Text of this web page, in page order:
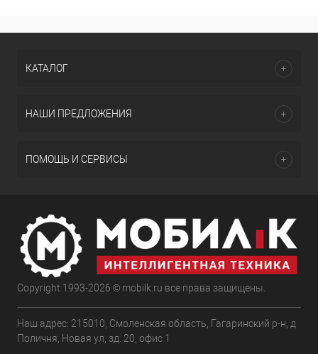
КАТАЛОГ
НАШИ ПРЕДЛОЖЕНИЯ
ПОМОЩЬ И СЕРВИСЫ
Copyright 1993-2026 © mobilk.ru все права защищены.
Наш адрес: 215010, Смоленская область, Гагаринский р-н, д
Поличня, Новая ул, зд. 20, офис 1